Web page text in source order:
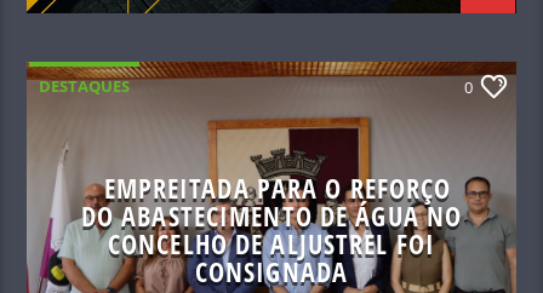
DESTAQUES 0
EMPREITADA PARA O REFORÇO
DO ABASTECIMENTO DE ÁGUA NO
CONCELHO DE ALJUSTREL FOI
CONSIGNADA